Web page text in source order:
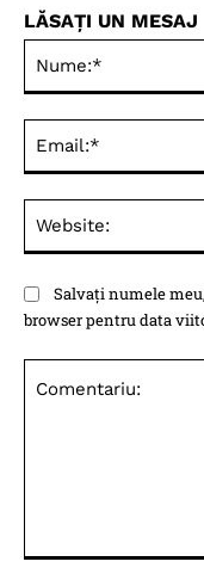
LĂSAȚI UN MESAJ
Salvați numele
browser pentru data